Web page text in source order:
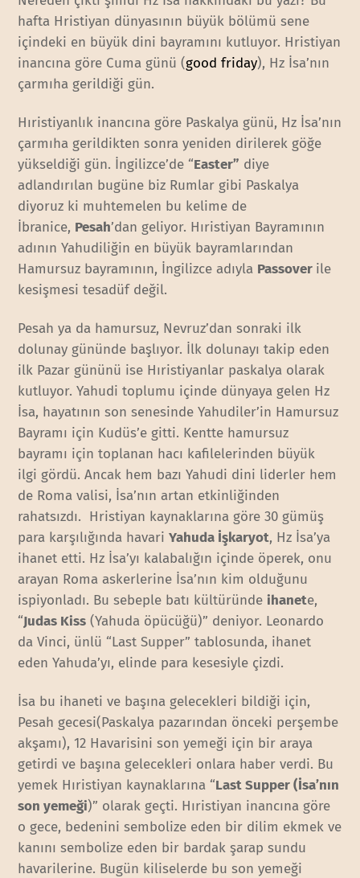
hafta Hristiyan dünyasının büyük bölümü sene
içindeki en büyük dini bayramını kutluyor. Hristiyan
inancına göre Cuma günü (good friday), Hz İsa’nın
çarmıha gerildiği gün.
Hıristiyanlık inancına göre Paskalya günü, Hz İsa’nın
çarmıha gerildikten sonra yeniden dirilerek göğe
yükseldiği gün. İngilizce’de “Easter” diye
adlandırılan bugüne biz Rumlar gibi Paskalya
diyoruz ki muhtemelen bu kelime de
İbranice, Pesah’dan geliyor. Hıristiyan Bayramının
adının Yahudiliğin en büyük bayramlarından
Hamursuz bayramının, İngilizce adıyla Passover ile
kesişmesi tesadüf değil.
Pesah ya da hamursuz, Nevruz’dan sonraki ilk
dolunay gününde başlıyor. İlk dolunayı takip eden
ilk Pazar gününü ise Hıristiyanlar paskalya olarak
kutluyor. Yahudi toplumu içinde dünyaya gelen Hz
İsa, hayatının son senesinde Yahudiler’in Hamursuz
Bayramı için Kudüs’e gitti. Kentte hamursuz
bayramı için toplanan hacı kafilelerinden büyük
ilgi gördü. Ancak hem bazı Yahudi dini liderler hem
de Roma valisi, İsa’nın artan etkinliğinden
rahatsızdı. Hristiyan kaynaklarına göre 30 gümüş
para karşılığında havariYahuda İşkaryot, Hz İsa’ya
ihanet etti. Hz İsa’yı kalabalığın içinde öperek, onu
arayan Roma askerlerine İsa’nın kim olduğunu
ispiyonladı. Bu sebeple batı kültüründe ihanete,
“Judas Kiss (Yahuda öpücüğü)” deniyor. Leonardo
da Vinci, ünlü “Last Supper” tablosunda, ihanet
eden Yahuda’yı, elinde para kesesiyle çizdi.
İsa bu ihaneti ve başına gelecekleri bildiği için,
Pesah gecesi(Paskalya pazarından önceki perşembe
akşamı), 12 Havarisini son yemeği için bir araya
getirdi ve başına gelecekleri onlara haber verdi. Bu
yemek Hıristiyan kaynaklarına “Last Supper (İsa’nın
son yemeği)” olarak geçti. Hıristiyan inancına göre
o gece, bedenini sembolize eden bir dilim ekmek ve
kanını sembolize eden bir bardak şarap sundu
havarilerine. Bugün kiliselerde bu son yemeği